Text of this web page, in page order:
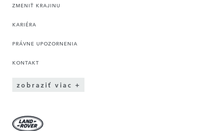
ZMENIŤ KRAJINU
KARIÉRA
PRÁVNE UPOZORNENIA
KONTAKT
zobraziť viac